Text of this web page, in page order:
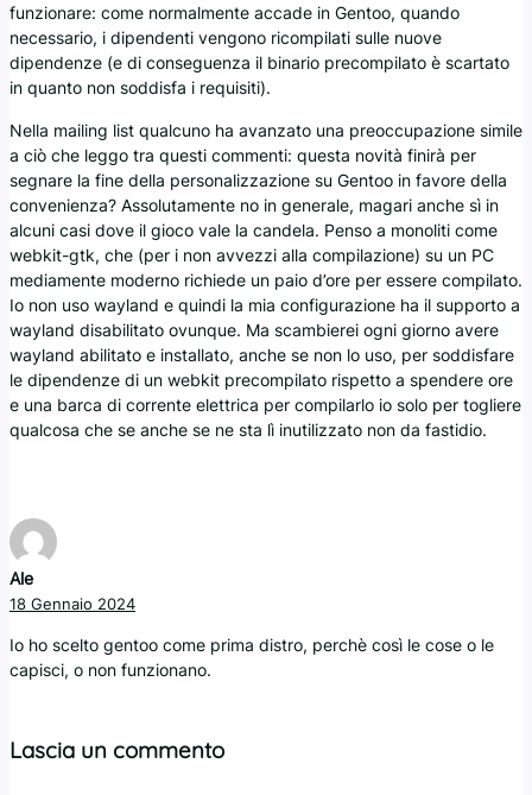
funzionare: come normalmente accade in Gentoo, quando
necessario, i dipendenti vengono ricompilati sulle nuove
dipendenze (e di conseguenza il binario precompilato è scartato
in quanto non soddisfa i requisiti).
Nella mailing list qualcuno ha avanzato una preoccupazione simile
a ciò che leggo tra questi commenti: questa novità finirà per
segnare la fine della personalizzazione su Gentoo in favore della
convenienza? Assolutamente no in generale, magari anche sì in
alcuni casi dove il gioco vale la candela. Penso a monoliti come
webkit-gtk, che (per i non avvezzi alla compilazione) su un PC
mediamente moderno richiede un paio d’ore per essere compilato.
Io non uso wayland e quindi la mia configurazione ha il supporto a
wayland disabilitato ovunque. Ma scambierei ogni giorno avere
wayland abilitato e installato, anche se non lo uso, per soddisfare
le dipendenze di un webkit precompilato rispetto a spendere ore
e una barca di corrente elettrica per compilarlo io solo per togliere
qualcosa che se anche se ne sta lì inutilizzato non da fastidio.
Ale
18 Gennaio 2024
Io ho scelto gentoo come prima distro, perchè così le cose o le
capisci, o non funzionano.
Lascia un commento